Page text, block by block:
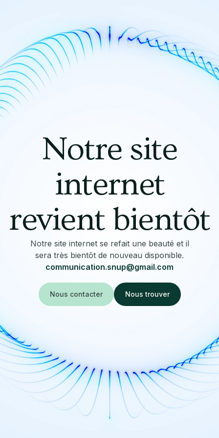
Notre site
internet
revient bientôt
Notre site internet se refait une beauté et il
sera très bientôt de nouveau disponible.
communication.snup@gmail.com
Nous contacter Nous trouver